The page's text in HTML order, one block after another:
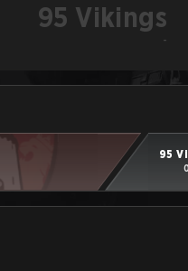
95 Vikings
-
95